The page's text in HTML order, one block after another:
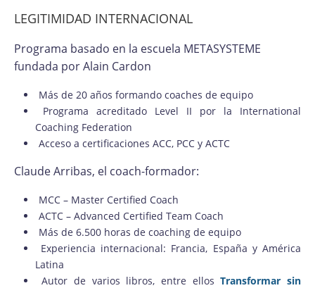
LEGITIMIDAD INTERNACIONAL
Programa basado en la escuela METASYSTEME
fundada por Alain Cardon
Más de 20 años formando coaches de equipo
Programa acreditado Level II por la International
Coaching Federation
Acceso a certificaciones ACC, PCC y ACTC
Claude Arribas, el coach-formador:
MCC – Master Certified Coach
ACTC – Advanced Certified Team Coach
Más de 6.500 horas de coaching de equipo
Experiencia internacional: Francia, España y América
Latina
Autor de varios libros, entre ellosTransformar sin